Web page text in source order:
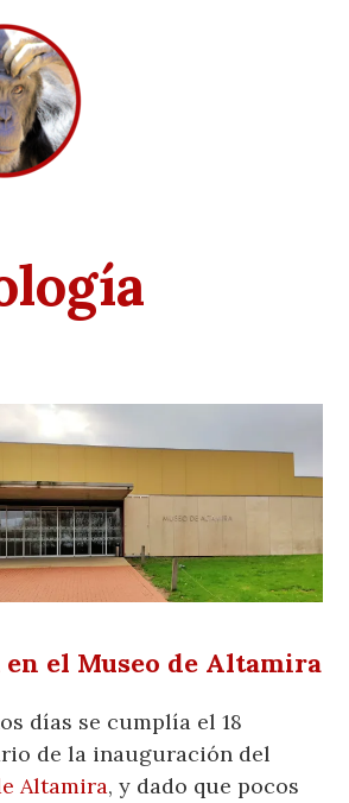
en el Museo de Altamira
días se cumplía el 18
de la inauguración del
Altamira, y dado que pocos